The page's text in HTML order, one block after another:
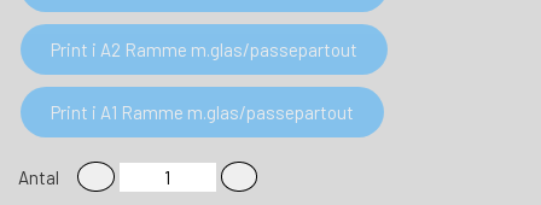
Print i A2 Ramme m.glas/passepartout
Print i A1 Ramme m.glas/passepartout
Antal